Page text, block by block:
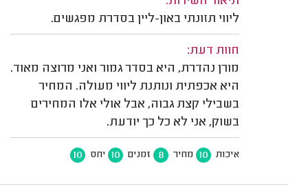
ליווי תזונתי באון-ליין בסדרת מפגשים.
חוות דעת:
מורן נהדרת, היא בסדר גמור ואני מרוצה מאוד.
היא אכפתית ונותנת ליווי מעולה. המחיר
בשבילי קצת גבוה, אבל אולי אלו המחירים
בשוק, אני לא כל כך יודעת.
איכות 10 מחיר 8 זמנים 10 יחס 10